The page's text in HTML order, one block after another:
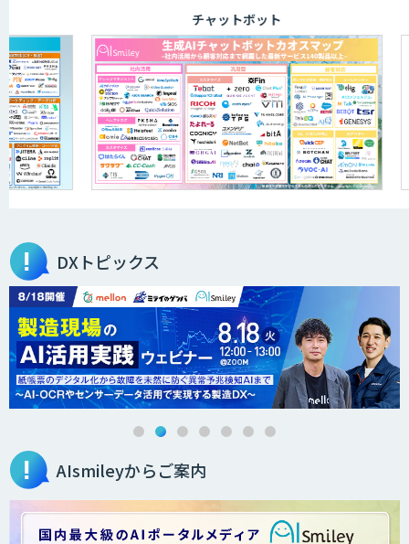
チャットボット
DXトピックス
AIsmileyからご案内